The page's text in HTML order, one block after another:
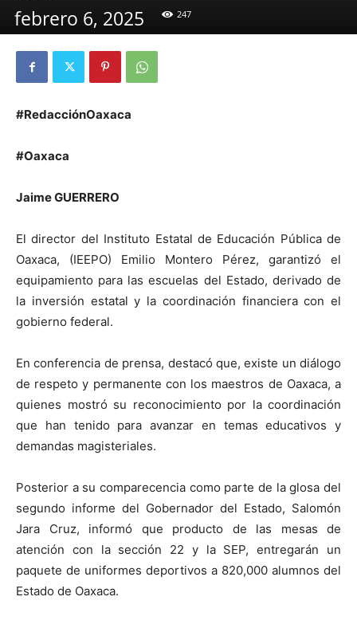
febrero 6, 2025 247
#RedacciónOaxaca
#Oaxaca
Jaime GUERRERO
El director del Instituto Estatal de Educación Pública de
Oaxaca, (IEEPO) Emilio Montero Pérez, garantizó el
equipamiento para las escuelas del Estado, derivado de
la inversión estatal y la coordinación financiera con el
gobierno federal.
En conferencia de prensa, destacó que, existe un diálogo
de respeto y permanente con los maestros de Oaxaca, a
quienes mostró su reconocimiento por la coordinación
que han tenido para avanzar en temas educativos y
demandas magisteriales.
Posterior a su comparecencia como parte de la glosa del
segundo informe del Gobernador del Estado, Salomón
Jara Cruz, informó que producto de las mesas de
atención con la sección 22 y la SEP, entregarán un
paquete de uniformes deportivos a 820,000 alumnos del
Estado de Oaxaca.